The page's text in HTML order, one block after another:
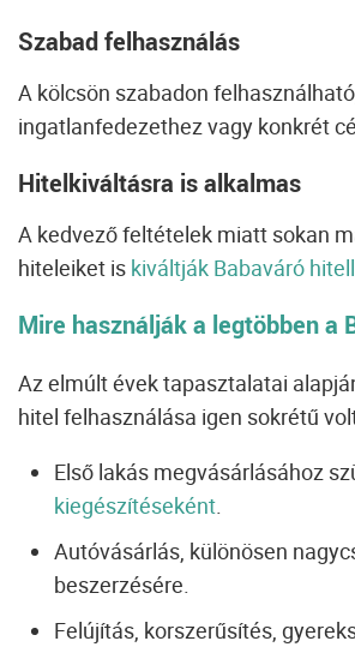
Szabad felhasználás
A kölcsön szabadon
ingatlanfedezethez vagy konkrét
Hitelkiváltásra is alkalmas
A kedvező feltételek miatt sokan
hiteleiket is kiváltják Babaváró
Mire használják a legtöbben a
Az elmúlt évek tapasztalatai
hitel felhasználása igen sokrétű
Első lakás megvásárlásához
kiegészítéseként
Autóvásárlás, különösen
beszerzésére.
Felújítás, korszerűsítés,